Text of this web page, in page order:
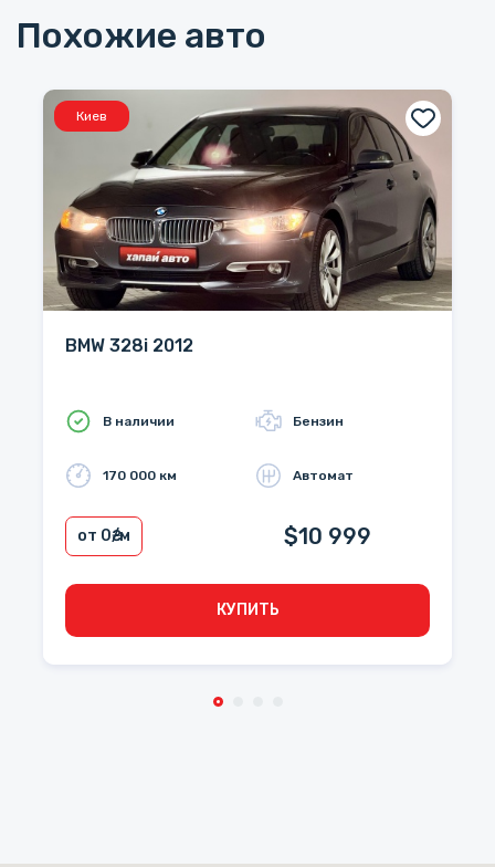
Похожие авто
Киев
BMW 328i 2012
В наличии Бензин
170 000 км Автомат
от 0₴/м $10 999
КУПИТЬ